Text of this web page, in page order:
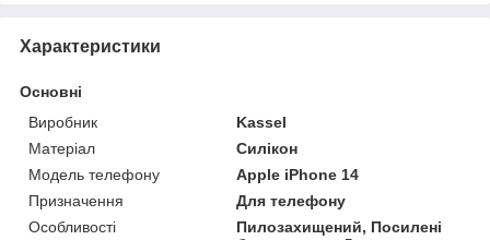
Характеристики
Основні
Виробник
Kassel
Матеріал
Силікон
Модель телефону
Apple iPhone 14
Призначення
Для телефону
Особливості
Пилозахищений, Посилені